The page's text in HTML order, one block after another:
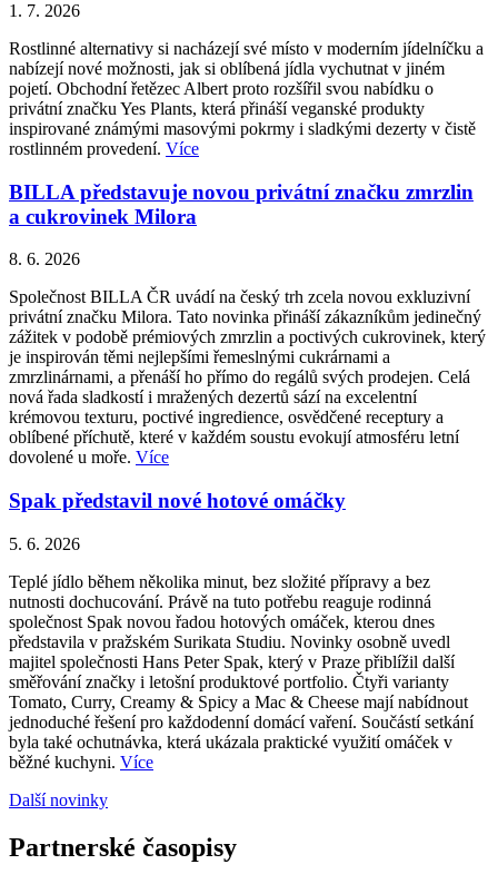
1. 7. 2026
Rostlinné alternativy si nacházejí své místo v moderním jídelníčku a
nabízejí nové možnosti, jak si oblíbená jídla vychutnat v jiném
pojetí. Obchodní řetězec Albert proto rozšířil svou nabídku o
privátní značku Yes Plants, která přináší veganské produkty
inspirované známými masovými pokrmy i sladkými dezerty v čistě
rostlinném provedení. Více
BILLA představuje novou privátní značku zmrzlin
a cukrovinek Milora
8. 6. 2026
Společnost BILLA ČR uvádí na český trh zcela novou exkluzivní
privátní značku Milora. Tato novinka přináší zákazníkům jedinečný
zážitek v podobě prémiových zmrzlin a poctivých cukrovinek, který
je inspirován těmi nejlepšími řemeslnými cukrárnami a
zmrzlinárnami, a přenáší ho přímo do regálů svých prodejen. Celá
nová řada sladkostí i mražených dezertů sází na excelentní
krémovou texturu, poctivé ingredience, osvědčené receptury a
oblíbené příchutě, které v každém soustu evokují atmosféru letní
dovolené u moře. Více
Spak představil nové hotové omáčky
5. 6. 2026
Teplé jídlo během několika minut, bez složité přípravy a bez
nutnosti dochucování. Právě na tuto potřebu reaguje rodinná
společnost Spak novou řadou hotových omáček, kterou dnes
představila v pražském Surikata Studiu. Novinky osobně uvedl
majitel společnosti Hans Peter Spak, který v Praze přiblížil další
směřování značky i letošní produktové portfolio. Čtyři varianty
Tomato, Curry, Creamy & Spicy a Mac & Cheese mají nabídnout
jednoduché řešení pro každodenní domácí vaření. Součástí setkání
byla také ochutnávka, která ukázala praktické využití omáček v
běžné kuchyni. Více
Další novinky
Partnerské časopisy